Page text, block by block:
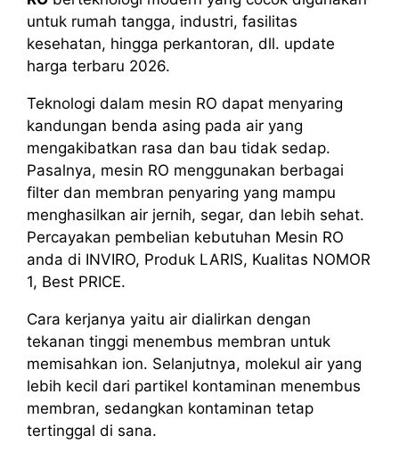
untuk rumah tangga, industri, fasilitas
kesehatan, hingga perkantoran, dll. update
harga terbaru 2026.
Teknologi dalam mesin RO dapat menyaring
kandungan benda asing pada air yang
mengakibatkan rasa dan bau tidak sedap.
Pasalnya, mesin RO menggunakan berbagai
filter dan membran penyaring yang mampu
menghasilkan air jernih, segar, dan lebih sehat.
Percayakan pembelian kebutuhan Mesin RO
anda di INVIRO, Produk LARIS, Kualitas NOMOR
1, Best PRICE.
Cara kerjanya yaitu air dialirkan dengan
tekanan tinggi menembus membran untuk
memisahkan ion. Selanjutnya, molekul air yang
lebih kecil dari partikel kontaminan menembus
membran, sedangkan kontaminan tetap
tertinggal di sana.